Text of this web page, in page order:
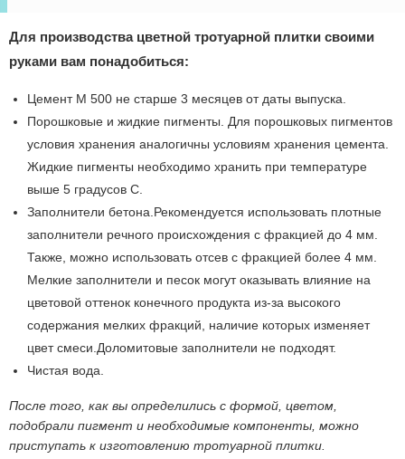
Для производства цветной тротуарной плитки своими
руками вам понадобиться:
Цемент М 500 не старше 3 месяцев от даты выпуска.
Порошковые и жидкие пигменты. Для порошковых пигментов
условия хранения аналогичны условиям хранения цемента.
Жидкие пигменты необходимо хранить при температуре
выше 5 градусов С.
Заполнители бетона.Рекомендуется использовать плотные
заполнители речного происхождения с фракцией до 4 мм.
Также, можно использовать отсев с фракцией более 4 мм.
Мелкие заполнители и песок могут оказывать влияние на
цветовой оттенок конечного продукта из-за высокого
содержания мелких фракций, наличие которых изменяет
цвет смеси.Доломитовые заполнители не подходят.
Чистая вода.
После того, как вы определились с формой, цветом,
подобрали пигмент и необходимые компоненты, можно
приступать к изготовлению тротуарной плитки.